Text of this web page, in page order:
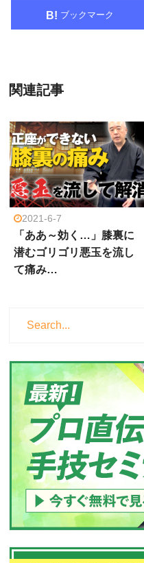
B! ブックマーク
関連記事
2021-6-7
「ああ～効く…」膝裏に
潜むゴリゴリ悪玉を流し
て痛み…